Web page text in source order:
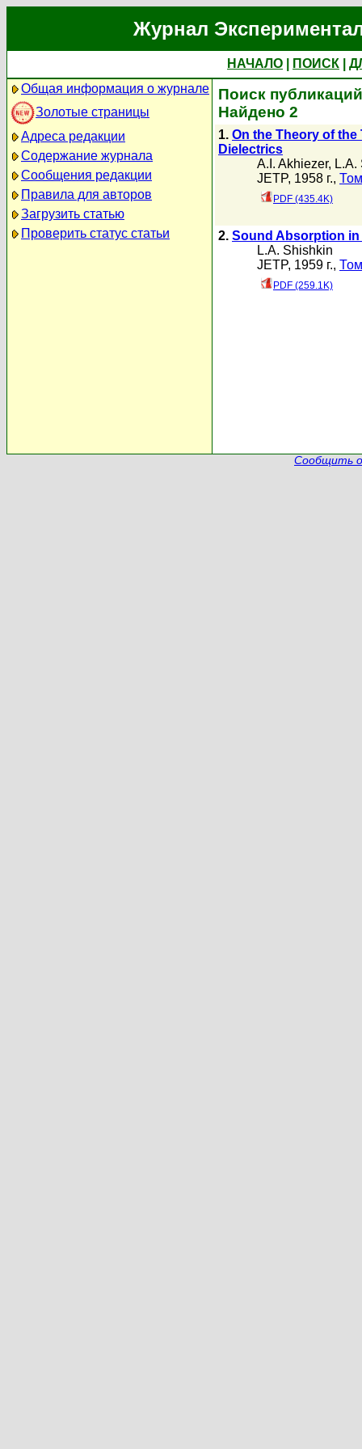
Журнал
НАЧАЛО ПОИСК
Общая информация о журнале
Золотые страницы
Адреса редакции
Содержание журнала
Сообщения редакции
Правила для авторов
Загрузить статью
Проверить статус статьи
Поиск
Найдено 2
1. On the Theory of
Dielectrics
A.I. Akhiezer, L.A.
JETP, 1958 г.,
PDF (435.4K)
2. Sound Absorption in
L.A. Shishkin
JETP, 1959 г.,
PDF (259.1K)
Сообщить о